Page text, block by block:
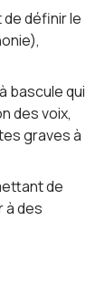
définir le
bascule qui
des voix,
graves à
de
à des